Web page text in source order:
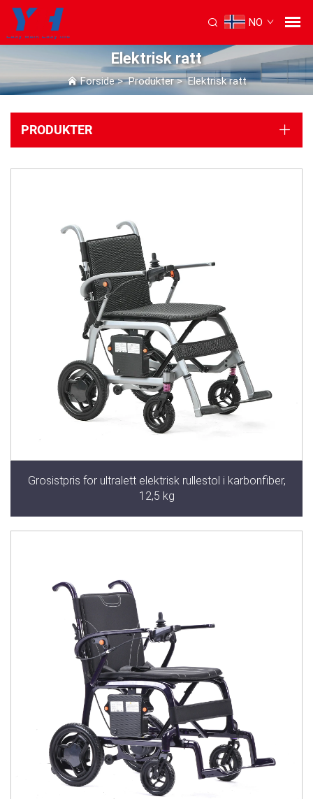
NO
Elektrisk ratt
Forside>Produkter>Elektrisk ratt
PRODUKTER
Grosistpris for ultralett elektrisk rullestol i karbonfiber,
12,5 kg